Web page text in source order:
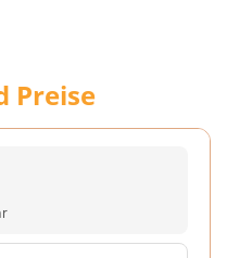
Preise